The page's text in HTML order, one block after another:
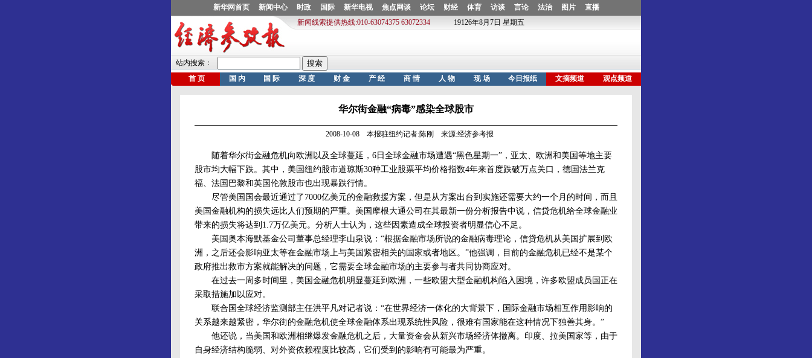
华尔街金融“病毒”感染全球股市
2008-10-08 本报驻纽约记者:陈刚 来源:经济参考报
随着华尔街金融危机向欧洲以及全球蔓延，6日全球金融市场遭遇“黑色星期一”，亚太、欧洲和美国等地主要
股市均大幅下跌。其中，美国纽约股市道琼斯30种工业股票平均价格指数4年来首度跌破万点关口，德国法兰克
福、法国巴黎和英国伦敦股市也出现暴跌行情。
尽管美国国会最近通过了7000亿美元的金融救援方案，但是从方案出台到实施还需要大约一个月的时间，而且
美国金融机构的损失远比人们预期的严重。美国摩根大通公司在其最新一份分析报告中说，信贷危机给全球金融业
带来的损失将达到1.7万亿美元。分析人士认为，这些因素造成全球投资者明显信心不足。
美国奥本海默基金公司董事总经理李山泉说：“根据金融市场所说的金融病毒理论，信贷危机从美国扩展到欧
洲，之后还会影响亚太等在金融市场上与美国紧密相关的国家或者地区。”他强调，目前的金融危机已经不是某个
政府推出救市方案就能解决的问题，它需要全球金融市场的主要参与者共同协商应对。
在过去一周多时间里，美国金融危机明显蔓延到欧洲，一些欧盟大型金融机构陷入困境，许多欧盟成员国正在
采取措施加以应对。
联合国全球经济监测部主任洪平凡对记者说：“在世界经济一体化的大背景下，国际金融市场相互作用影响的
关系越来越紧密，华尔街的金融危机使全球金融体系出现系统性风险，很难有国家能在这种情况下独善其身。”
他还说，当美国和欧洲相继爆发金融危机之后，大量资金会从新兴市场经济体撤离。印度、拉美国家等，由于
自身经济结构脆弱、对外资依赖程度比较高，它们受到的影响有可能最为严重。